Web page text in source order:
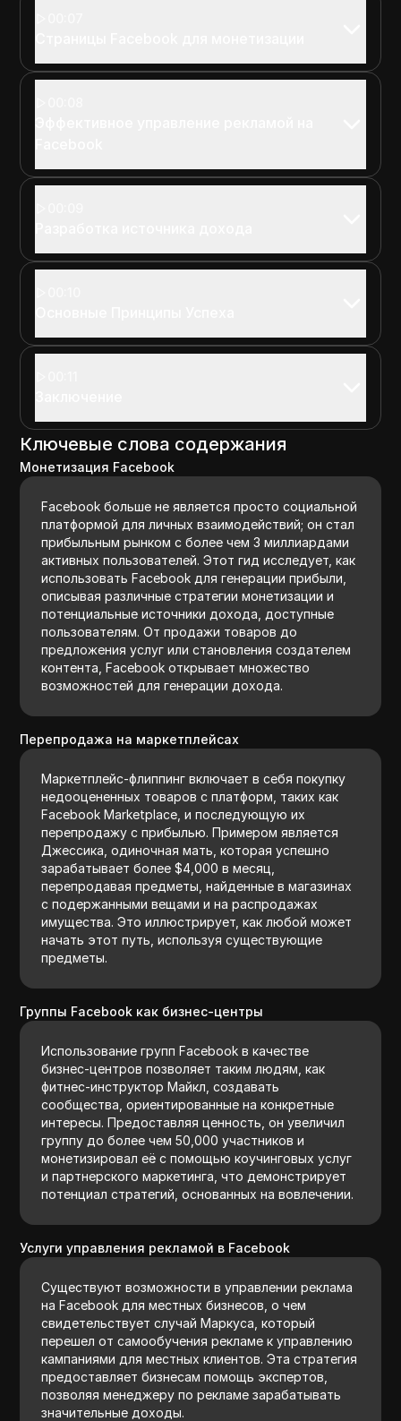
Ключевые слова содержания
Монетизация Facebook
Facebook больше не является просто социальной
платформой для личных взаимодействий; он стал
прибыльным рынком с более чем 3 миллиардами
активных пользователей. Этот гид исследует, как
использовать Facebook для генерации прибыли,
описывая различные стратегии монетизации и
потенциальные источники дохода, доступные
пользователям. От продажи товаров до
предложения услуг или становления создателем
контента, Facebook открывает множество
возможностей для генерации дохода.
Перепродажа на маркетплейсах
Маркетплейс-флиппинг включает в себя покупку
недооцененных товаров с платформ, таких как
Facebook Marketplace, и последующую их
перепродажу с прибылью. Примером является
Джессика, одиночная мать, которая успешно
зарабатывает более $4,000 в месяц,
перепродавая предметы, найденные в магазинах
с подержанными вещами и на распродажах
имущества. Это иллюстрирует, как любой может
начать этот путь, используя существующие
предметы.
Группы Facebook как бизнес-центры
Использование групп Facebook в качестве
бизнес-центров позволяет таким людям, как
фитнес-инструктор Майкл, создавать
сообщества, ориентированные на конкретные
интересы. Предоставляя ценность, он увеличил
группу до более чем 50,000 участников и
монетизировал её с помощью коучинговых услуг
и партнерского маркетинга, что демонстрирует
потенциал стратегий, основанных на вовлечении.
Услуги управления рекламой в Facebook
Существуют возможности в управлении реклама
на Facebook для местных бизнесов, о чем
свидетельствует случай Маркуса, который
перешел от самообучения рекламе к управлению
кампаниями для местных клиентов. Эта стратегия
предоставляет бизнесам помощь экспертов,
позволяя менеджеру по рекламе зарабатывать
значительные доходы.